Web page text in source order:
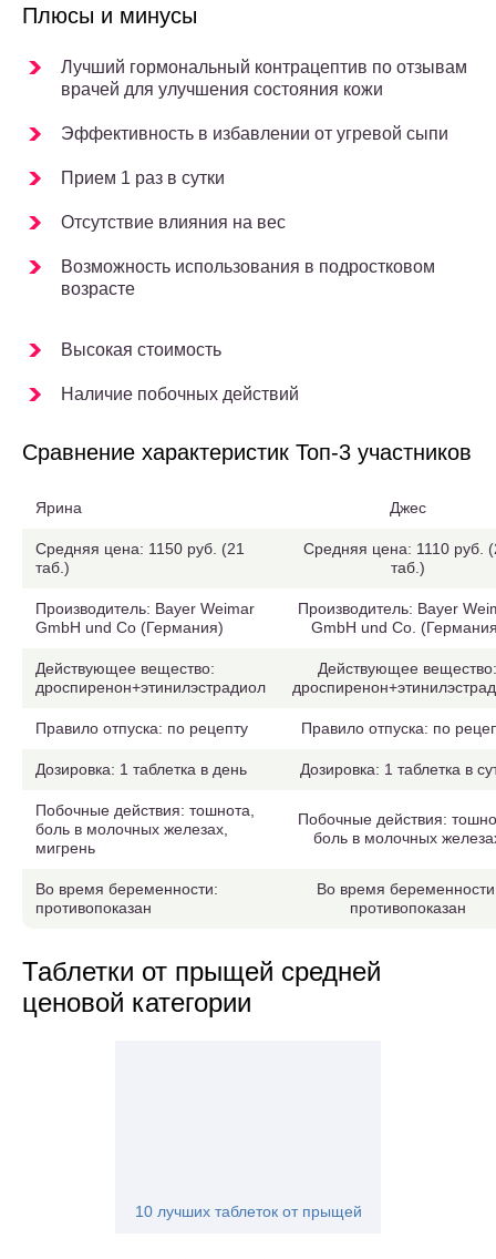
Плюсы и минусы
Лучший гормональный контрацептив по отзывам
врачей для улучшения состояния кожи
Эффективность в избавлении от угревой сыпи
Прием 1 раз в сутки
Отсутствие влияния на вес
Возможность использования в подростковом
возрасте
Высокая стоимость
Наличие побочных действий
Сравнение характеристик Топ-3 участников
Ярина Джес
Средняя цена: 1150 руб. (21
таб.)
Средняя цена: 1110 руб.
таб.)
Производитель: Bayer Weimar
GmbH und Co (Германия)
Производитель: Bayer
GmbH und Co.
Действующее вещество:
дроспиренон+этинилэстрадиол
Действующее вещество:
Правило отпуска: по рецепту Правило отпуска: по
Дозировка: 1 таблетка в день Дозировка: 1 таблетка в
Побочные действия: тошнота,
боль в молочных железах,
мигрень
Побочные действия:
боль в молочных
Во время беременности:
противопоказан
Во время
противопоказан
Таблетки от прыщей средней
ценовой категории
10 лучших таблеток от прыщей